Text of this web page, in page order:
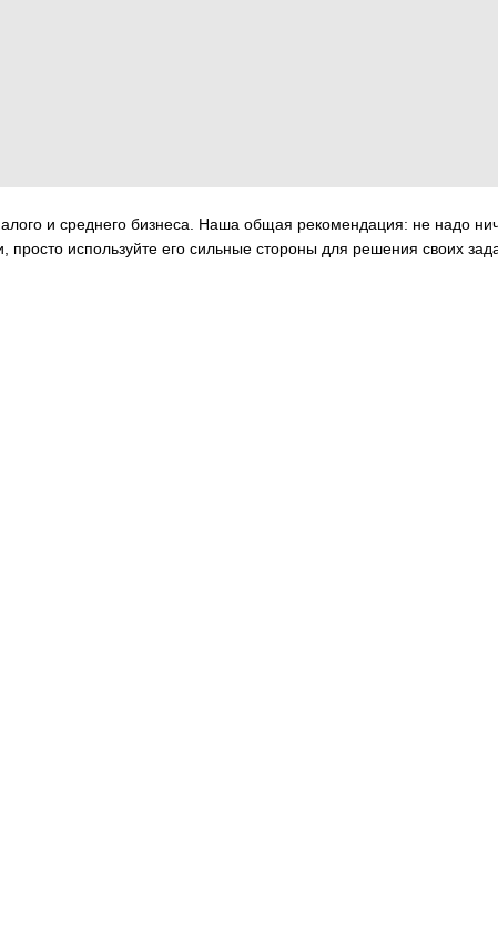
и среднего бизнеса. Наша общая рекомендация: не надо
используйте его сильные стороны для решения своих